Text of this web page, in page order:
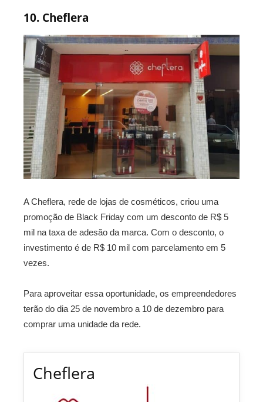
10. Cheflera
A Cheflera, rede de lojas de cosméticos, criou uma
promoção de Black Friday com um desconto de R$ 5
mil na taxa de adesão da marca. Com o desconto, o
investimento é de R$ 10 mil com parcelamento em 5
vezes.
Para aproveitar essa oportunidade, os empreendedores
terão do dia 25 de novembro a 10 de dezembro para
comprar uma unidade da rede.
Cheflera